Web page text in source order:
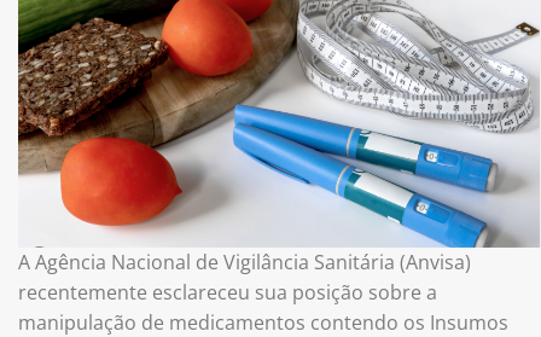
A Agência Nacional de Vigilância Sanitária (Anvisa)
recentemente esclareceu sua posição sobre a
manipulação de medicamentos contendo os Insumos